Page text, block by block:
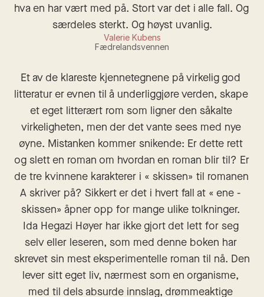
hva en har vært med på. Stort var det i alle fall. Og
særdeles sterkt. Og høyst uvanlig.
Valerie Kubens
Fædrelandsvennen
Et av de klareste kjennetegnene på virkelig god
litteratur er evnen til å underliggjøre verden, skape
et eget litterært rom som ligner den såkalte
virkeligheten, men der det vante sees med nye
øyne. Mistanken kommer snikende: Er dette rett
og slett en roman om hvordan en roman blir til? Er
de tre kvinnene karakterer i « skissen» til romanen
A skriver på? Sikkert er det i hvert fall at « ene -
skissen» åpner opp for mange ulike tolkninger.
Ida Hegazi Høyer har ikke gjort det lett for seg
selv eller leseren, som med denne boken har
skrevet sin mest eksperimentelle roman til nå. Den
lever sitt eget liv, nærmest som en organisme,
med til dels absurde innslag, drømmeaktige